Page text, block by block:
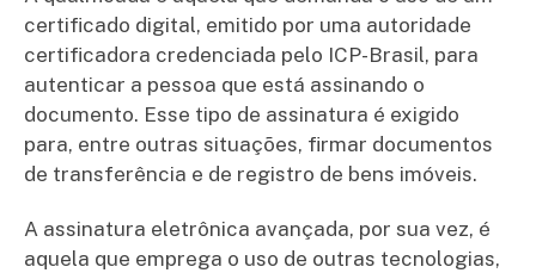
certificado digital, emitido por uma autoridade
certificadora credenciada pelo ICP-Brasil, para
autenticar a pessoa que está assinando o
documento. Esse tipo de assinatura é exigido
para, entre outras situações, firmar documentos
de transferência e de registro de bens imóveis.
A assinatura eletrônica avançada, por sua vez, é
aquela que emprega o uso de outras tecnologias,